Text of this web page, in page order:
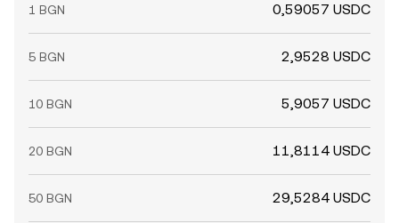
1 BGN 0,59057 USDC
5 BGN 2,9528 USDC
10 BGN 5,9057 USDC
20 BGN 11,8114 USDC
50 BGN 29,5284 USDC